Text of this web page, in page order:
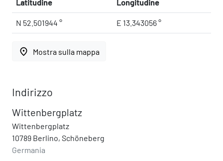
Latitudine Longitudine
N 52.501944 ° E 13.343056 °
place Mostra sulla mappa
Indirizzo
Wittenbergplatz
Wittenbergplatz
10789 Berlino, Schöneberg
Germania